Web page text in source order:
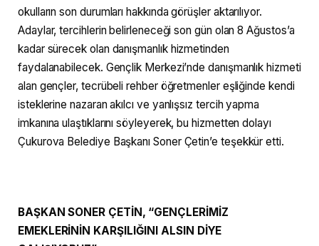
okulların son durumları hakkında görüşler aktarılıyor.
Adaylar, tercihlerin belirleneceği son gün olan 8 Ağustos’a
kadar sürecek olan danışmanlık hizmetinden
faydalanabilecek. Gençlik Merkezi’nde danışmanlık hizmeti
alan gençler, tecrübeli rehber öğretmenler eşliğinde kendi
isteklerine nazaran akılcı ve yanlışsız tercih yapma
imkanına ulaştıklarını söyleyerek, bu hizmetten dolayı
Çukurova Belediye Başkanı Soner Çetin’e teşekkür etti.
BAŞKAN SONER ÇETİN, “GENÇLERİMİZ
EMEKLERİNİN KARŞILIĞINI ALSIN DİYE